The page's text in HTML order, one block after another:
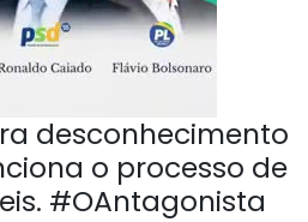
desconhecimento
o processo de
#OAntagonista